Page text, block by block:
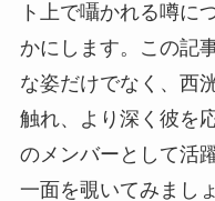
ト上で囁かれる噂に
かにします。この記
な姿だけでなく、西
触れ、より深く彼を
のメンバーとして活
一面を覗いてみましょ